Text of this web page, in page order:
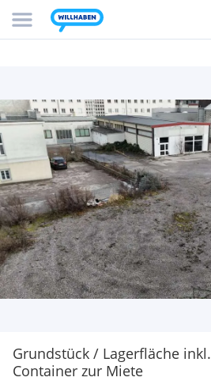
Grundstück / Lagerfläche inkl.
Container zur Miete